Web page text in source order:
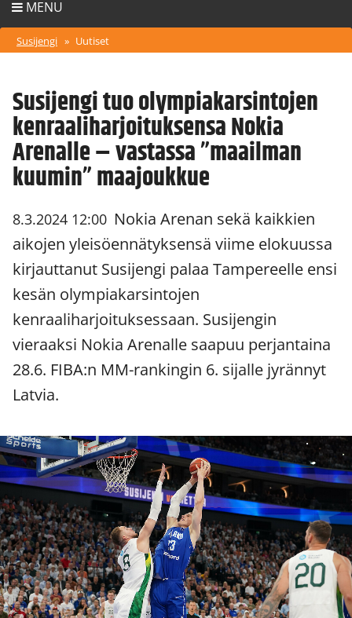
MENU
Susijengi » Uutiset
Susijengi tuo olympiakarsintojen
kenraaliharjoituksensa Nokia
Arenalle – vastassa ”maailman
kuumin” maajoukkue
8.3.2024 12:00 Nokia Arenan sekä kaikkien
aikojen yleisöennätyksensä viime elokuussa
kirjauttanut Susijengi palaa Tampereelle ensi
kesän olympiakarsintojen
kenraaliharjoituksessaan. Susijengin
vieraaksi Nokia Arenalle saapuu perjantaina
28.6. FIBA:n MM-rankingin 6. sijalle jyrännyt
Latvia.